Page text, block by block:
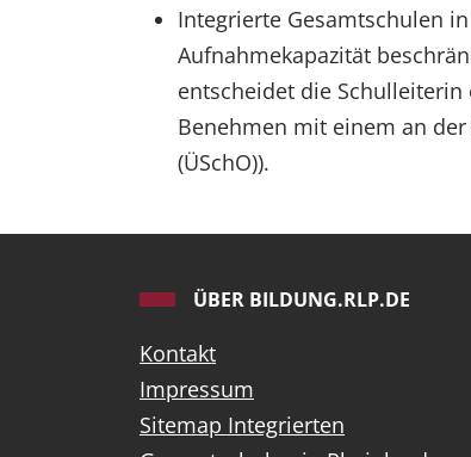
Integrierte Gesamtschulen
Aufnahmekapazität
entscheidet die
Benehmen mit einem an
(ÜSchO)).
ÜBER BILDUNG.RLP.DE
Kontakt
Impressum
Sitemap Integrierten